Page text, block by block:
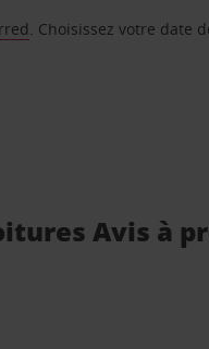
. Choisissez votre date
Avis à